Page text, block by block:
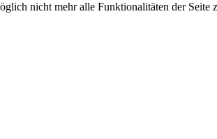
nicht mehr alle Funktionalitäten der Seite